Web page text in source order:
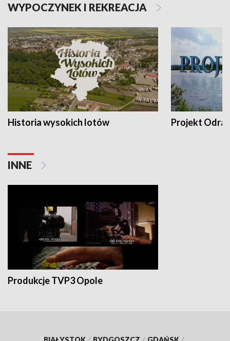
WYPOCZYNEK I REKREACJA
Historia wysokich lotów Projekt Odra
INNE
Produkcje TVP3 Opole